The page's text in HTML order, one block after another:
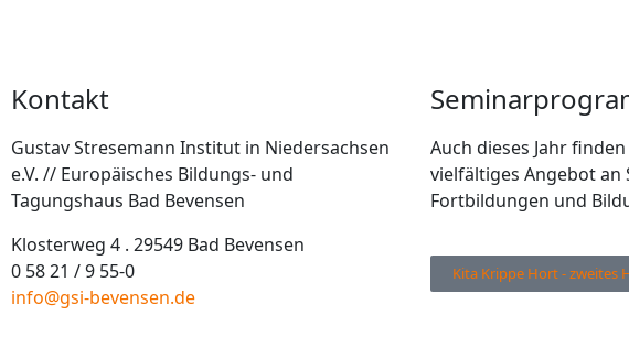
Kontakt
Gustav Stresemann Institut in Niedersachsen
e.V. // Europäisches Bildungs- und
Tagungshaus Bad Bevensen
Klosterweg 4 . 29549 Bad Bevensen
0 58 21 / 9 55-0
info@gsi-bevensen.de
Auch dieses Jahr
vielfältiges Angebot an
Fortbildungen und
Kita Krippe Hort - zweites